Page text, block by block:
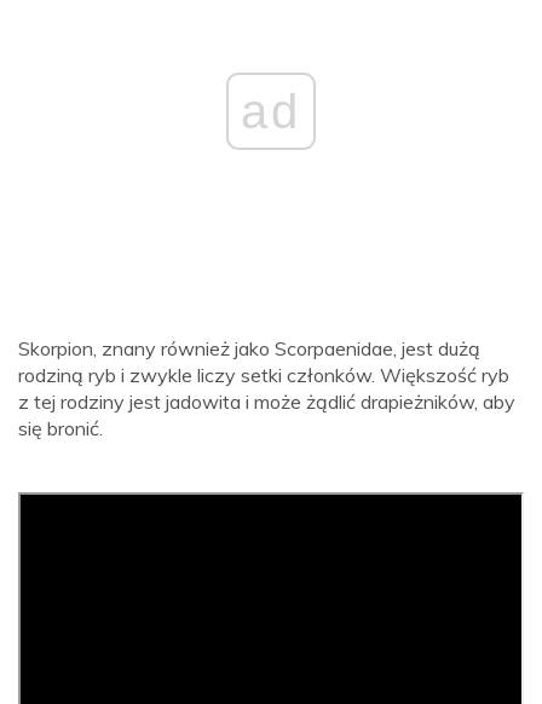
ad
Skorpion, znany również jako Scorpaenidae, jest dużą
rodziną ryb i zwykle liczy setki członków. Większość ryb
z tej rodziny jest jadowita i może żądlić drapieżników, aby
się bronić.